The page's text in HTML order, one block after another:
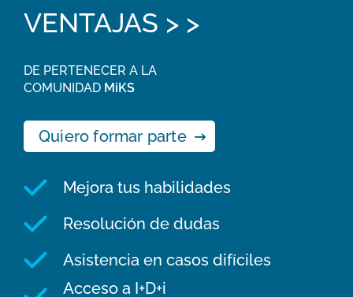
VENTAJAS > >
DE PERTENECER A LA
COMUNIDAD MiKS
Quiero formar parte
Mejora tus habilidades
Resolución de dudas
Asistencia en casos difíciles
Acceso a I+D+i